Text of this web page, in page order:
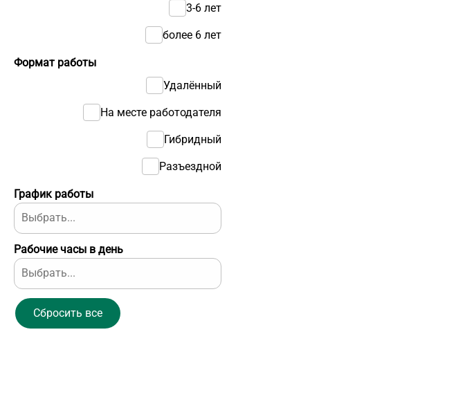
3-6 лет
более 6 лет
График работы
Рабочие часы в день
Формат работы
Удалённый
На месте работодателя
Гибридный
Разъездной
Сбросить все